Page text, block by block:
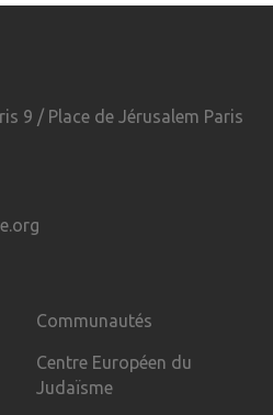
9 / Place de Jérusalem Paris
Communautés
Centre Européen du
Judaïsme